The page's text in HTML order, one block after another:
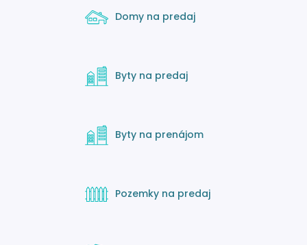
Domy na predaj
Byty na predaj
Byty na prenájom
Pozemky na predaj